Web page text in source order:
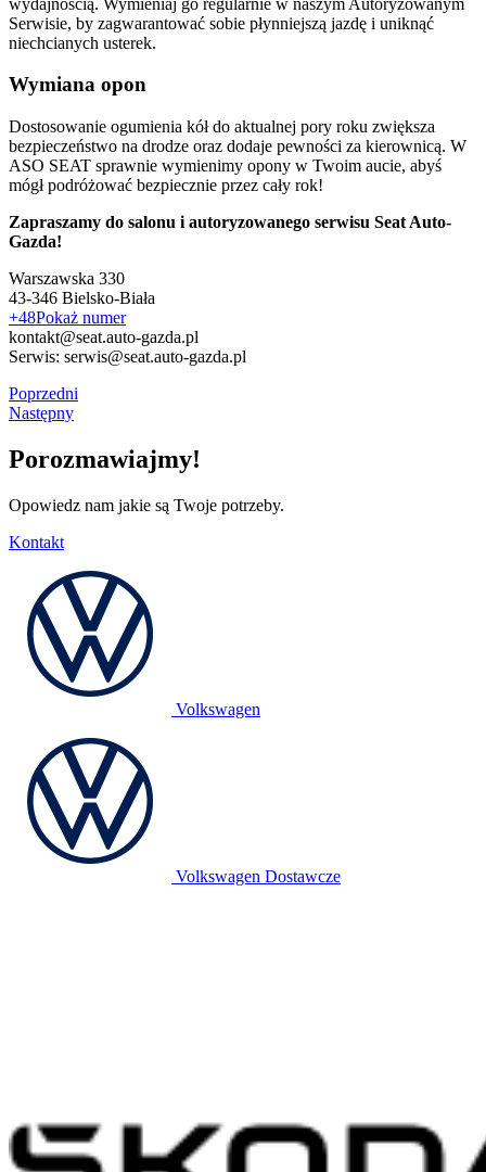
Serwisie, by zagwarantować sobie płynniejszą jazdę i uniknąć
niechcianych usterek.
Wymiana opon
Dostosowanie ogumienia kół do aktualnej pory roku zwiększa
bezpieczeństwo na drodze oraz dodaje pewności za kierownicą. W
ASO SEAT sprawnie wymienimy opony w Twoim aucie, abyś
mógł podróżować bezpiecznie przez cały rok!
Zapraszamy do salonu i autoryzowanego serwisu Seat Auto-
Gazda!
Warszawska 330
43-346 Bielsko-Biała
+48Pokaż numer
kontakt@seat.auto-gazda.pl
Serwis: serwis@seat.auto-gazda.pl
Poprzedni
Następny
Porozmawiajmy!
Opowiedz nam jakie są Twoje potrzeby.
Kontakt
Volkswagen
Volkswagen Dostawcze